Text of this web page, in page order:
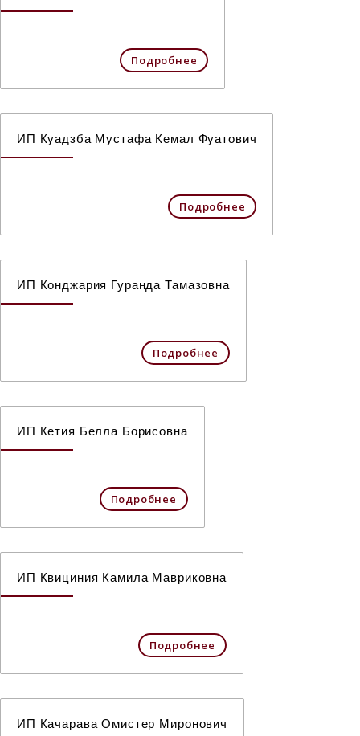
Подробнее
ИП Куадзба Мустафа Кемал Фуатович
Подробнее
ИП Конджария Гуранда Тамазовна
Подробнее
ИП Кетия Белла Борисовна
Подробнее
ИП Квициния Камила Мавриковна
Подробнее
ИП Качарава Омистер Миронович